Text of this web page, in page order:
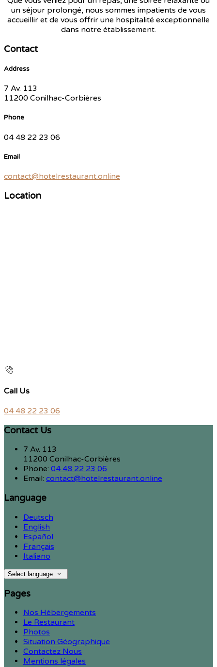
un séjour prolongé, nous sommes impatients de vous
accueillir et de vous offrir une hospitalité exceptionnelle
dans notre établissement.
Contact
Address
7 Av. 113
11200 Conilhac-Corbières
Phone
04 48 22 23 06
Email
contact@hotelrestaurant.online
Location
Call Us
04 48 22 23 06
Contact Us
7 Av. 113
11200 Conilhac-Corbières
Phone: 04 48 22 23 06
Email: contact@hotelrestaurant.online
Language
Deutsch
English
Español
Français
Italiano
Select language
Pages
Nos Hébergements
Le Restaurant
Photos
Situation Géographique
Contactez Nous
Mentions légales